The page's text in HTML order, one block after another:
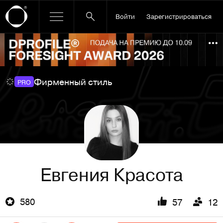
Войти Зарегистрироваться
Ссылка баннера
PRO Фирменный стиль
Евгения Красота
580 57 12